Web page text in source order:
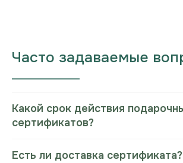
Часто задаваемые
Какой срок действия
сертификатов?
Есть ли доставка сертификата?